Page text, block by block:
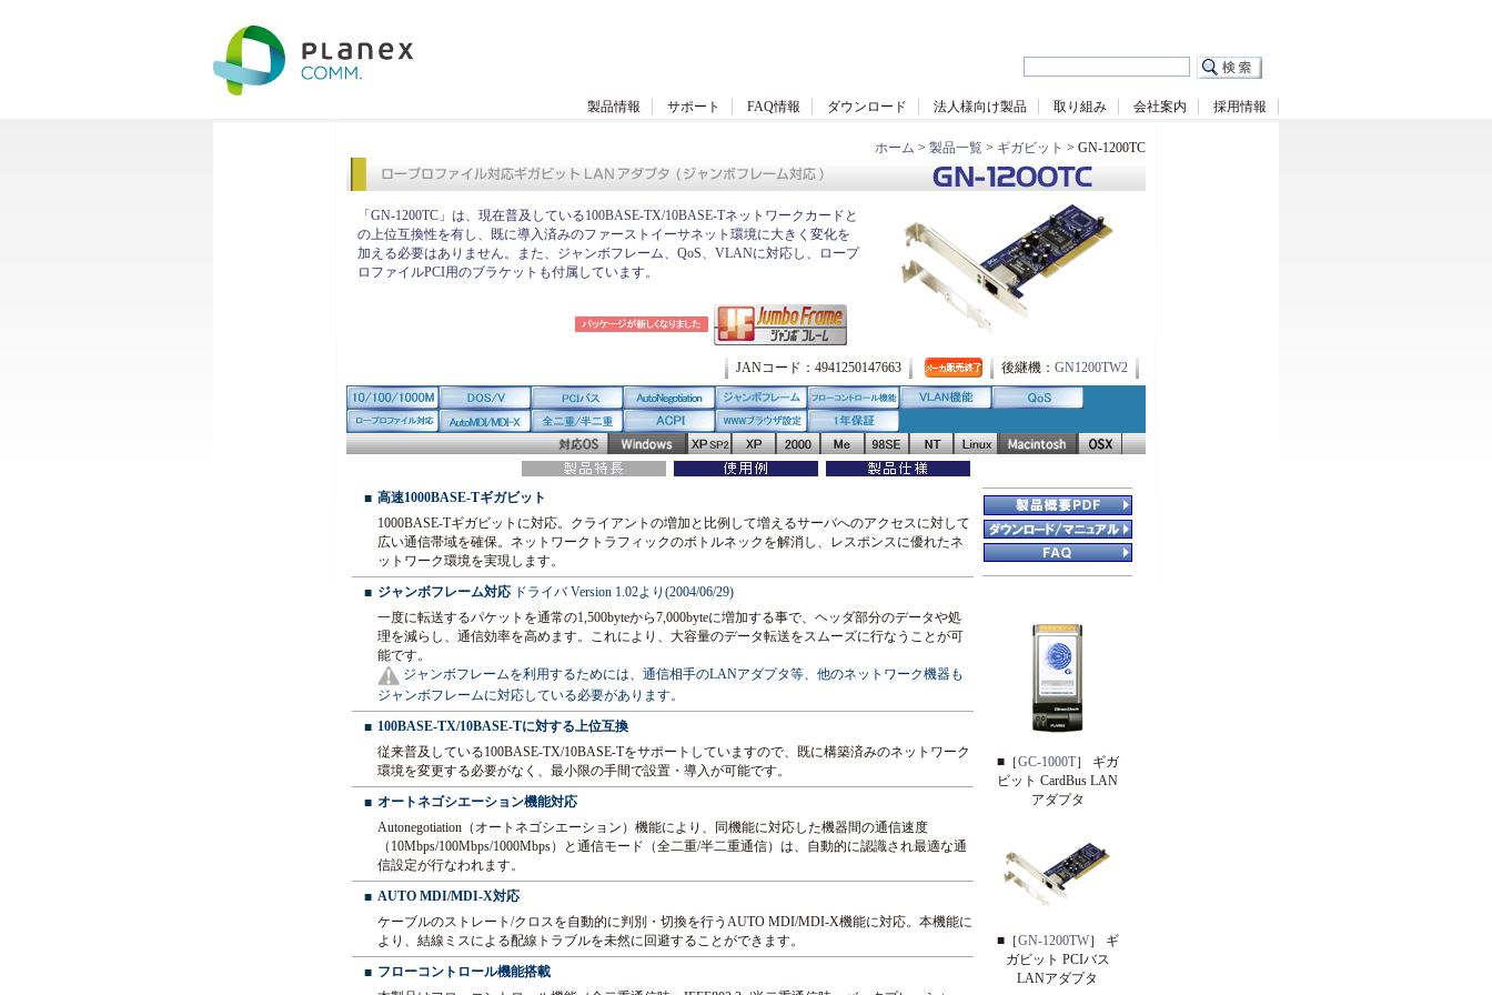
製品情報 サポート FAQ情報 ダウンロード 法人様向け製品 取り組み 会社案内 採用情報
ホーム > 製品一覧 > ギガビット > GN-1200TC
「GN-1200TC」は、現在普及している100BASE-TX/10BASE-Tネットワークカードと
の上位互換性を有し、既に導入済みのファーストイーサネット環境に大きく変化を
加える必要はありません。また、ジャンボフレーム、QoS、VLANに対応し、ロープ
ロファイルPCI用のブラケットも付属しています。
JANコード：4941250147663 後継機： GN1200TW2
■ 高速1000BASE-Tギガビット
1000BASE-Tギガビットに対応。クライアントの増加と比例して増えるサーバへのアクセスに対して
広い通信帯域を確保。ネットワークトラフィックのボトルネックを解消し、レスポンスに優れたネ
ットワーク環境を実現します。
■ ジャンボフレーム対応 ドライバ Version 1.02より(2004/06/29)
一度に転送するパケットを通常の1,500byteから7,000byteに増加する事で、ヘッダ部分のデータや処
理を減らし、通信効率を高めます。これにより、大容量のデータ転送をスムーズに行なうことが可
能です。
ジャンボフレームを利用するためには、通信相手のLANアダプタ等、他のネットワーク機器も
ジャンボフレームに対応している必要があります。
■ 100BASE-TX/10BASE-Tに対する上位互換
従来普及している100BASE-TX/10BASE-Tをサポートしていますので、既に構築済みのネットワーク
環境を変更する必要がなく、最小限の手間で設置・導入が可能です。
■ オートネゴシエーション機能対応
Autonegotiation（オートネゴシエーション）機能により、同機能に対応した機器間の通信速度
（10Mbps/100Mbps/1000Mbps）と通信モード（全二重/半二重通信）は、自動的に認識され最適な通
信設定が行なわれます。
■ AUTO MDI/MDI-X対応
ケーブルのストレート/クロスを自動的に判別・切換を行うAUTO MDI/MDI-X機能に対応。本機能に
より、結線ミスによる配線トラブルを未然に回避することができます。
■ フローコントロール機能搭載
■［GC-1000T］ ギガ
ビット CardBus LAN
アダプタ
■［GN-1200TW］ ギ
ガビット PCIバス
LANアダプタ